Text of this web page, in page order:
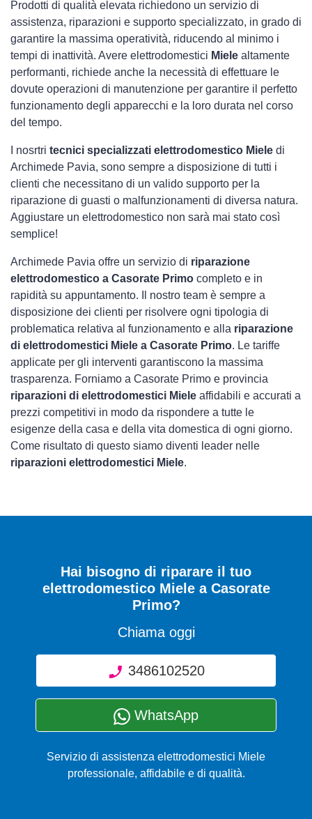
Prodotti di qualità elevata richiedono un servizio di
assistenza, riparazioni e supporto specializzato, in grado di
garantire la massima operatività, riducendo al minimo i
tempi di inattività. Avere elettrodomestici Miele altamente
performanti, richiede anche la necessità di effettuare le
dovute operazioni di manutenzione per garantire il perfetto
funzionamento degli apparecchi e la loro durata nel corso
del tempo.
I nosrtri tecnici specializzati elettrodomestico Miele di
Archimede Pavia, sono sempre a disposizione di tutti i
clienti che necessitano di un valido supporto per la
riparazione di guasti o malfunzionamenti di diversa natura.
Aggiustare un elettrodomestico non sarà mai stato così
semplice!
Archimede Pavia offre un servizio di riparazione
elettrodomestico a Casorate Primo completo e in
rapidità su appuntamento. Il nostro team è sempre a
disposizione dei clienti per risolvere ogni tipologia di
problematica relativa al funzionamento e alla riparazione
di elettrodomestici Miele a Casorate Primo. Le tariffe
applicate per gli interventi garantiscono la massima
trasparenza. Forniamo a Casorate Primo e provincia
riparazioni di elettrodomestici Miele affidabili e accurati a
prezzi competitivi in modo da rispondere a tutte le
esigenze della casa e della vita domestica di ogni giorno.
Come risultato di questo siamo diventi leader nelle
riparazioni elettrodomestici Miele.
Hai bisogno di riparare il tuo
elettrodomestico Miele a Casorate
Primo?
Chiama oggi
3486102520
WhatsApp
Servizio di assistenza elettrodomestici Miele
professionale, affidabile e di qualità.